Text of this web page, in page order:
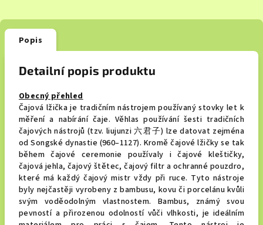
Popis
Detailní popis produktu
Obecný přehled
Čajová lžička je tradičním nástrojem používaný stovky let k
měření a nabírání čaje. Věhlas používání šesti tradičních
čajových nástrojů (tzv. liujunzi 六君子) lze datovat zejména
od Songské dynastie (960–1127). Kromě čajové lžičky se tak
během čajové ceremonie používaly i čajové kleštičky,
čajová jehla, čajový štětec, čajový filtr a ochranné pouzdro,
které má každý čajový mistr vždy při ruce. Tyto nástroje
byly nejčastěji vyrobeny z bambusu, kovu či porcelánu kvůli
svým voděodolným vlastnostem. Bambus, známý svou
pevností a přirozenou odolností vůči vlhkosti, je ideálním